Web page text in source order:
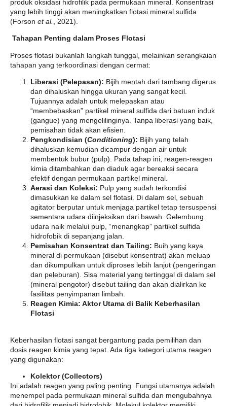
produk oksidasi hidrofilik pada permukaan mineral. Konsentrasi
yang lebih tinggi akan meningkatkan flotasi mineral sulfida
(Forson et al. , 2021).
Tahapan Penting dalam Proses Flotasi
Proses flotasi bukanlah langkah tunggal, melainkan serangkaian
tahapan yang terkoordinasi dengan cermat:
Liberasi (Pelepasan): Bijih mentah dari tambang digerus
dan dihaluskan hingga ukuran yang sangat kecil.
Tujuannya adalah untuk melepaskan atau
“membebaskan” partikel mineral sulfida dari batuan induk
(gangue) yang mengelilinginya. Tanpa liberasi yang baik,
pemisahan tidak akan efisien.
Pengkondisian (Conditioning): Bijih yang telah
dihaluskan kemudian dicampur dengan air untuk
membentuk bubur (pulp). Pada tahap ini, reagen-reagen
kimia ditambahkan dan diaduk agar bereaksi secara
efektif dengan permukaan partikel mineral.
Aerasi dan Koleksi: Pulp yang sudah terkondisi
dimasukkan ke dalam sel flotasi. Di dalam sel, sebuah
agitator berputar untuk menjaga partikel tetap tersuspensi
sementara udara diinjeksikan dari bawah. Gelembung
udara naik melalui pulp, “menangkap” partikel sulfida
hidrofobik di sepanjang jalan.
Pemisahan Konsentrat dan Tailing: Buih yang kaya
mineral di permukaan (disebut konsentrat) akan meluap
dan dikumpulkan untuk diproses lebih lanjut (pengeringan
dan peleburan). Sisa material yang tertinggal di dalam sel
(mineral pengotor) disebut tailing dan akan dialirkan ke
fasilitas penyimpanan limbah.
Reagen Kimia: Aktor Utama di Balik Keberhasilan
Flotasi
Keberhasilan flotasi sangat bergantung pada pemilihan dan
dosis reagen kimia yang tepat. Ada tiga kategori utama reagen
yang digunakan:
Kolektor (Collectors)
Ini adalah reagen yang paling penting. Fungsi utamanya adalah
menempel pada permukaan mineral sulfida dan mengubahnya